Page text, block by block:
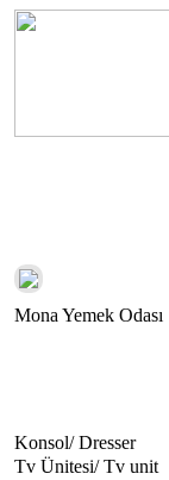
Mona Yemek Odası
Konsol/ Dresser
Tv Ünitesi/ Tv unit